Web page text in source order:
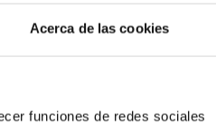
Acerca de las cookies
funciones de redes sociales
para una elección acertada.